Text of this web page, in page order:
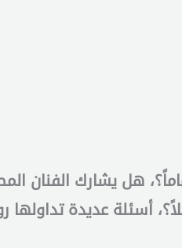
فيلم “شمس الزناتي 2” الزعيم عادل إمام إلى الشاشة
عام 1991، أو يظهر كضيف شرف مثلاً؟،